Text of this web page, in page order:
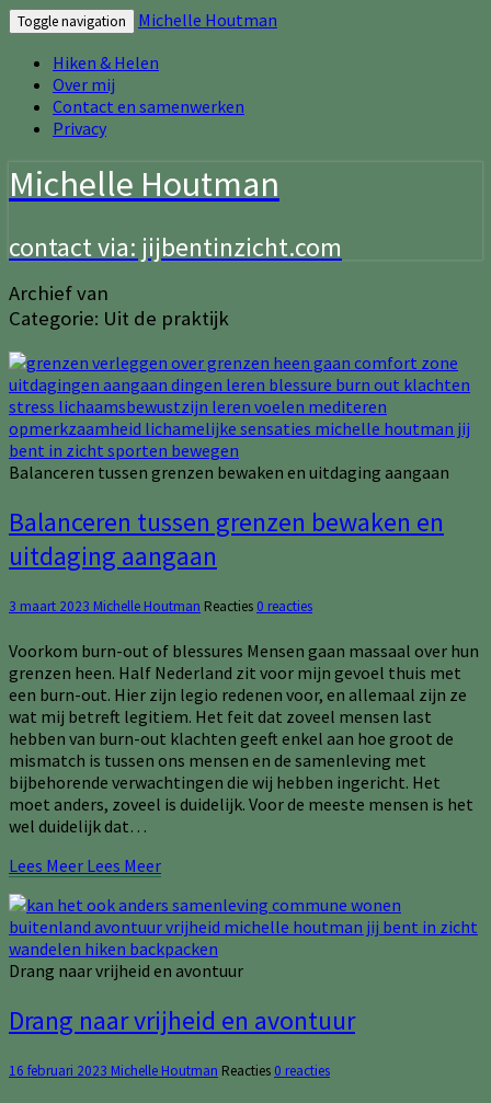
Toggle navigation
Michelle Houtman
Hiken & Helen
Over mij
Contact en samenwerken
Privacy
Michelle Houtman
contact via: jijbentinzicht.com
Archief van
Categorie: Uit de praktijk
Balanceren tussen grenzen bewaken en uitdaging aangaan
Balanceren tussen grenzen bewaken en
uitdaging aangaan
3 maart 2023 Michelle Houtman Reacties 0 reacties
Voorkom burn-out of blessures Mensen gaan massaal over hun
grenzen heen. Half Nederland zit voor mijn gevoel thuis met
een burn-out. Hier zijn legio redenen voor, en allemaal zijn ze
wat mij betreft legitiem. Het feit dat zoveel mensen last
hebben van burn-out klachten geeft enkel aan hoe groot de
mismatch is tussen ons mensen en de samenleving met
bijbehorende verwachtingen die wij hebben ingericht. Het
moet anders, zoveel is duidelijk. Voor de meeste mensen is het
wel duidelijk dat…
Lees Meer Lees Meer
Drang naar vrijheid en avontuur
Drang naar vrijheid en avontuur
16 februari 2023 Michelle Houtman Reacties 0 reacties